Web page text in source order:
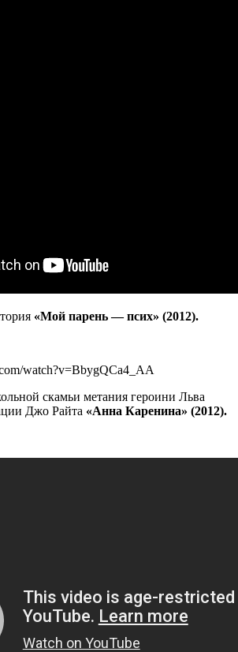
«Мой парень — псих» (2012).
watch?v=BbygQCa4_AA
скамьи метания героини Льва
Джо Райта «Анна Каренина» (2012).